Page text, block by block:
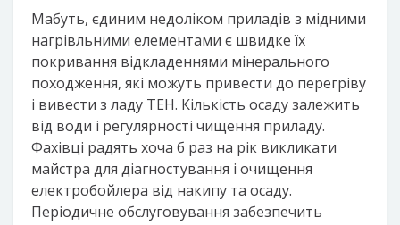
Мабуть, єдиним недоліком приладів з мідними
нагрівльними елементами є швидке їх
покривання відкладеннями мінерального
походження, які можуть привести до перегріву
і вивести з ладу ТЕН. Кількість осаду залежить
від води і регулярності чищення приладу.
Фахівці радять хоча б раз на рік викликати
майстра для діагностування і очищення
електробойлера від накипу та осаду.
Періодичне обслуговування забезпечить